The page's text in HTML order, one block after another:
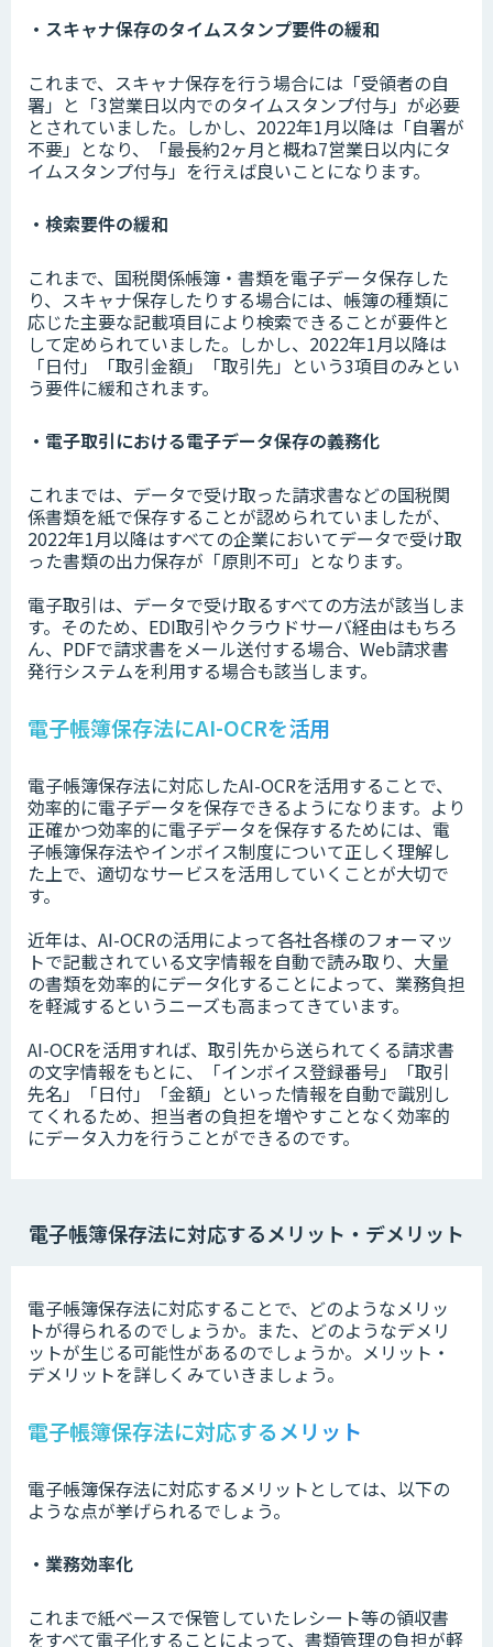
・スキャナ保存のタイムスタンプ要件の緩和
これまで、スキャナ保存を行う場合には「受領者の自
署」と「3営業日以内でのタイムスタンプ付与」が必要
とされていました。しかし、2022年1月以降は「自署が
不要」となり、「最長約2ヶ月と概ね7営業日以内にタ
イムスタンプ付与」を行えば良いことになります。
・検索要件の緩和
これまで、国税関係帳簿・書類を電子データ保存した
り、スキャナ保存したりする場合には、帳簿の種類に
応じた主要な記載項目により検索できることが要件と
して定められていました。しかし、2022年1月以降は
「日付」「取引金額」「取引先」という3項目のみとい
う要件に緩和されます。
・電子取引における電子データ保存の義務化
これまでは、データで受け取った請求書などの国税関
係書類を紙で保存することが認められていましたが、
2022年1月以降はすべての企業においてデータで受け取
った書類の出力保存が「原則不可」となります。
電子取引は、データで受け取るすべての方法が該当しま
す。そのため、EDI取引やクラウドサーバ経由はもちろ
ん、PDFで請求書をメール送付する場合、Web請求書
発行システムを利用する場合も該当します。
電子帳簿保存法にAI-OCRを活用
電子帳簿保存法に対応したAI-OCRを活用することで、
効率的に電子データを保存できるようになります。より
正確かつ効率的に電子データを保存するためには、電
子帳簿保存法やインボイス制度について正しく理解し
た上で、適切なサービスを活用していくことが大切で
す。
近年は、AI-OCRの活用によって各社各様のフォーマッ
トで記載されている文字情報を自動で読み取り、大量
の書類を効率的にデータ化することによって、業務負担
を軽減するというニーズも高まってきています。
AI-OCRを活用すれば、取引先から送られてくる請求書
の文字情報をもとに、「インボイス登録番号」「取引
先名」「日付」「金額」といった情報を自動で識別し
てくれるため、担当者の負担を増やすことなく効率的
にデータ入力を行うことができるのです。
電子帳簿保存法に対応するメリット・デメリット
電子帳簿保存法に対応することで、どのようなメリッ
トが得られるのでしょうか。また、どのようなデメリ
ットが生じる可能性があるのでしょうか。メリット・
デメリットを詳しくみていきましょう。
電子帳簿保存法に対応するメリット
電子帳簿保存法に対応するメリットとしては、以下の
ような点が挙げられるでしょう。
・業務効率化
これまで紙ベースで保管していたレシート等の領収書
をすべて電子化することによって、書類管理の負担が軽